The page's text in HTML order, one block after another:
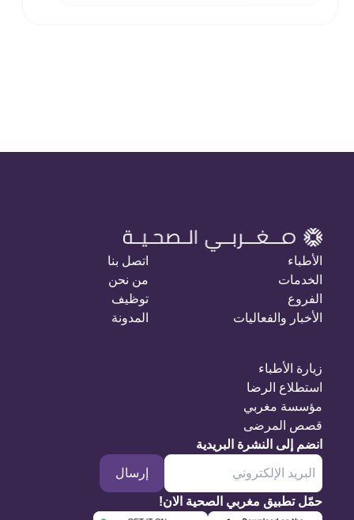
الأطباء
الخدمات
الفروع
الأخبار والفعاليات
اتصل بنا
من نحن
توظيف
المدونة
زيارة الأطباء
استطلاع الرضا
مؤسسة مغربي
قصص المرضى
انضم إلى النشرة البريدية
إرسال
حمّل تطبيق مغربي الصحية الان!